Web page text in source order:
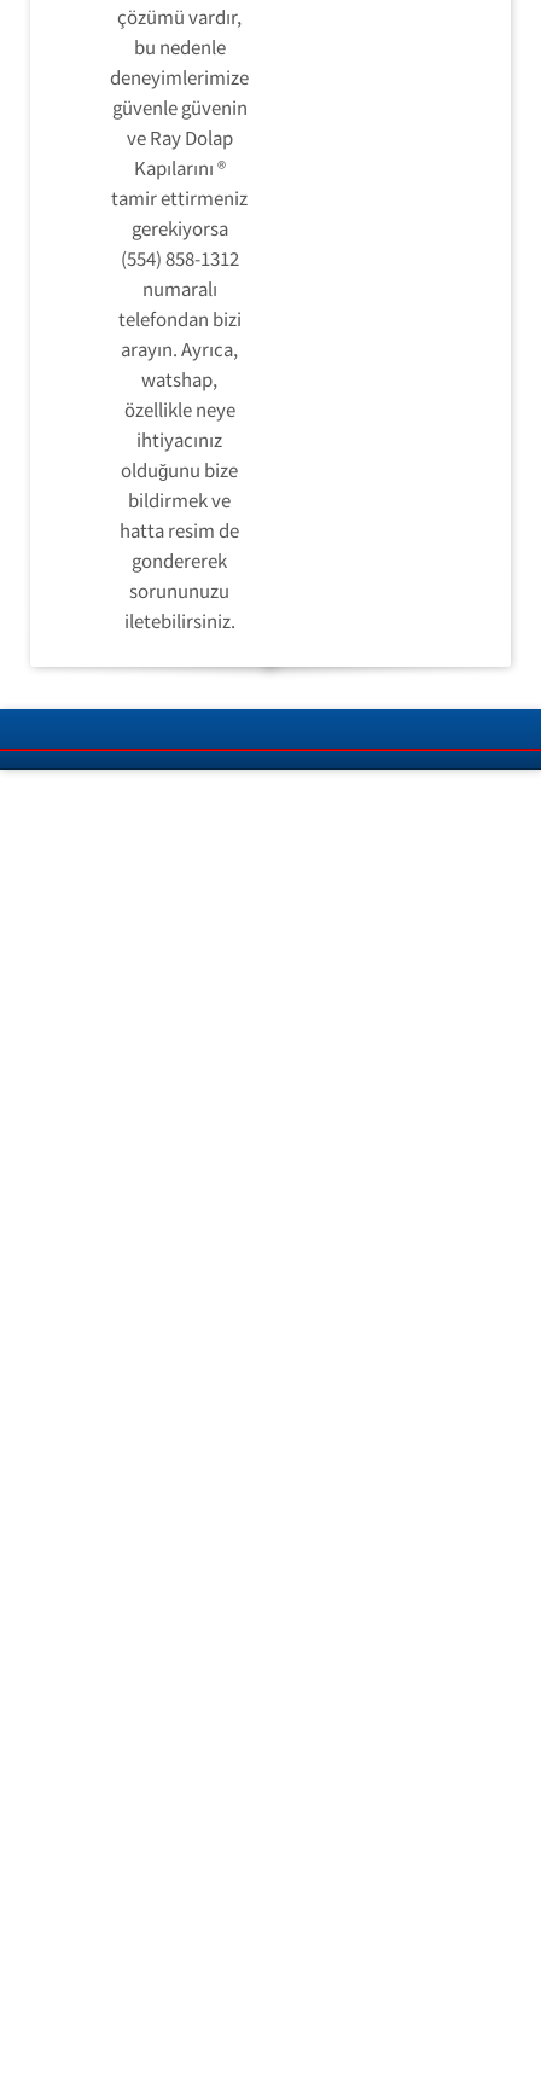
çözümü vardır,
bu nedenle
deneyimlerimize
güvenle güvenin
ve Ray Dolap
Kapılarını ®
tamir ettirmeniz
gerekiyorsa
(554) 858-1312
numaralı
telefondan bizi
arayın. Ayrıca,
watshap,
özellikle neye
ihtiyacınız
olduğunu bize
bildirmek ve
hatta resim de
gondererek
sorununuzu
iletebilirsiniz.